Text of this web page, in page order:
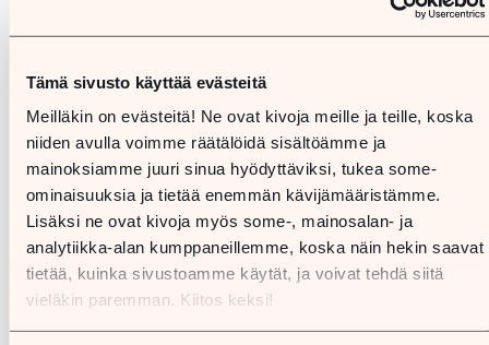
Tämä sivusto käyttää evästeitä
Meilläkin on evästeitä! Ne ovat kivoja meille ja teille, koska
niiden avulla voimme räätälöidä sisältöämme ja
mainoksiamme juuri sinua hyödyttäviksi, tukea some-
ominaisuuksia ja tietää enemmän kävijämääristämme.
Lisäksi ne ovat kivoja myös some-, mainosalan- ja
analytiikka-alan kumppaneillemme, koska näin hekin saavat
tietää, kuinka sivustoamme käytät, ja voivat tehdä siitä
vieläkin paremman. Kiitos keksi!